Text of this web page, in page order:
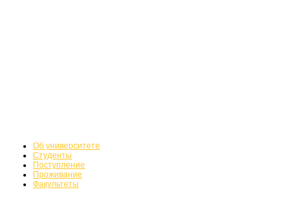
Об университете
Студенты
Поступление
Проживание
Факультеты